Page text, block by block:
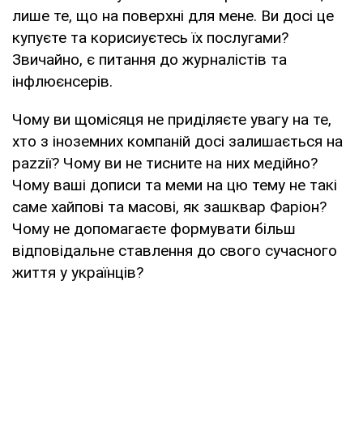
лише те, що на поверхні для мене. Ви досі це
купуєте та корисиуєтесь їх послугами?
Звичайно, є питання до журналістів та
інфлюєнсерів.
Чому ви щомісяця не приділяєте увагу на те,
хто з іноземних компаній досі залишається на
раzzії? Чому ви не тисните на них медійно?
Чому ваші дописи та меми на цю тему не такі
саме хайпові та масові, як зашквар Фаріон?
Чому не допомагаєте формувати більш
відповідальне ставлення до свого сучасного
життя у українців?